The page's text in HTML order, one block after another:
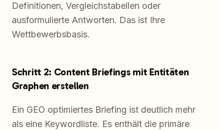
Definitionen, Vergleichstabellen oder
ausformulierte Antworten. Das ist Ihre
Wettbewerbsbasis.
Schritt 2: Content Briefings mit Entitäten
Graphen erstellen
Ein GEO optimiertes Briefing ist deutlich mehr
als eine Keywordliste. Es enthält die primäre